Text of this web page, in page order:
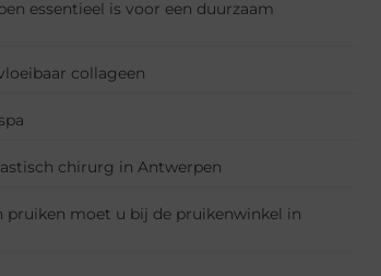
essentieel is voor een duurzaam
collageen
chirurg in Antwerpen
moet u bij de pruikenwinkel in